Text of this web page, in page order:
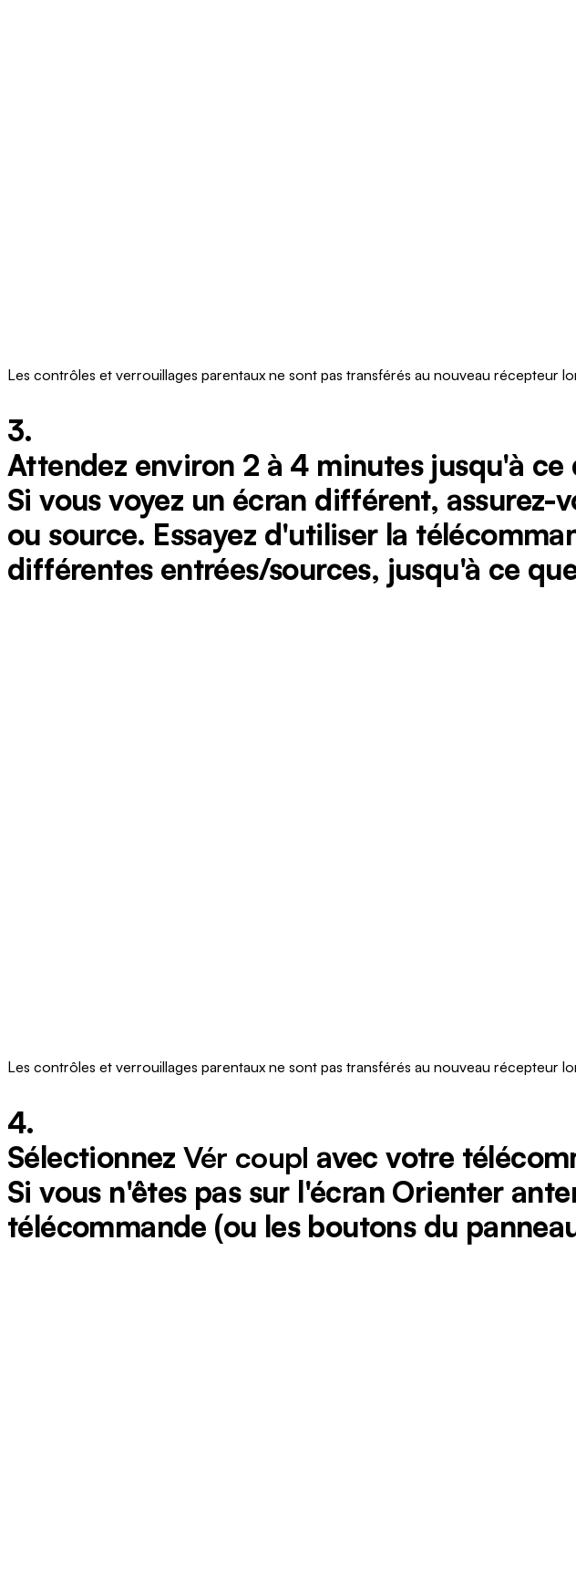
Les contrôles et verrouillages parentaux ne sont pas transférés au nouveau récepteur
3.
Attendez environ 2 à 4 minutes jusqu'à
Si vous voyez un écran différent,
ou source. Essayez d'utiliser la
différentes entrées/sources, jusqu'à ce
Les contrôles et verrouillages parentaux ne sont pas transférés au nouveau récepteur
4.
SélectionnezVér coupl avec votre
Si vous n'êtes pas sur l'écran Orienter
télécommande (ou les boutons du